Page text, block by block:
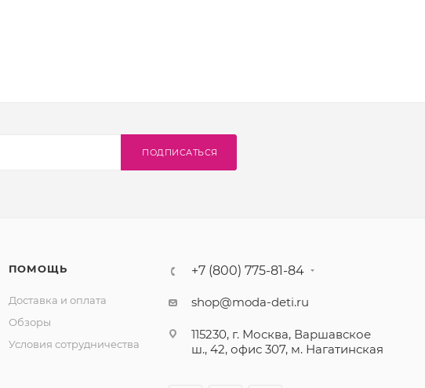
ПОДПИСАТЬСЯ
ПОМОЩЬ
Доставка и оплата
Обзоры
Условия сотрудничества
+7 (800) 775-81-84
shop@moda-deti.ru
115230, г. Москва, Варшавское
ш., 42, офис 307, м. Нагатинская